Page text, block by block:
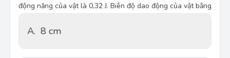
động năng của vật là 0,32 J. Biên độ dao động của vật bằng
A. 8 cm